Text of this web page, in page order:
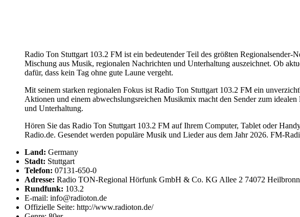
Radio Ton Stuttgart 103.2 FM ist ein bedeutender Teil des größten
Mischung aus Musik, regionalen Nachrichten und Unterhaltung auszeichnet. Ob
dafür, dass kein Tag ohne gute Laune vergeht.
Mit seinem starken regionalen Fokus ist Radio Ton Stuttgart 103.2 FM ein
Aktionen und einem abwechslungsreichen Musikmix macht den Sender zum
und Unterhaltung.
Hören Sie das Radio Ton Stuttgart 103.2 FM auf Ihrem Computer, Tablet oder
Radio.de. Gesendet werden populäre Musik und Lieder aus dem Jahr 2026. FM-
Land: Germany
Stadt: Stuttgart
Telefon: 07131-650-0
Adresse: Radio TON-Regional Hörfunk GmbH & Co. KG Allee 2 74072 Heilbronn
Rundfunk: 103.2
E-mail: info@radioton.de
Offizielle Seite: http://www.radioton.de/